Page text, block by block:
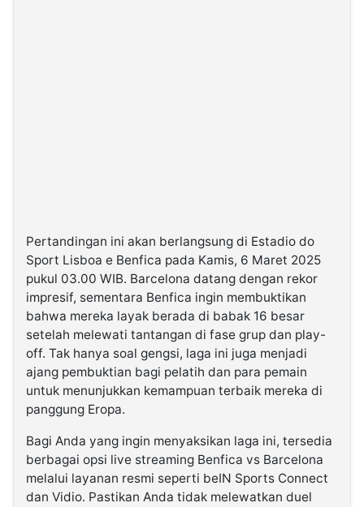
Pertandingan ini akan berlangsung di Estadio do
Sport Lisboa e Benfica pada Kamis, 6 Maret 2025
pukul 03.00 WIB. Barcelona datang dengan rekor
impresif, sementara Benfica ingin membuktikan
bahwa mereka layak berada di babak 16 besar
setelah melewati tantangan di fase grup dan play-
off. Tak hanya soal gengsi, laga ini juga menjadi
ajang pembuktian bagi pelatih dan para pemain
untuk menunjukkan kemampuan terbaik mereka di
panggung Eropa.
Bagi Anda yang ingin menyaksikan laga ini, tersedia
berbagai opsi live streaming Benfica vs Barcelona
melalui layanan resmi seperti beIN Sports Connect
dan Vidio. Pastikan Anda tidak melewatkan duel